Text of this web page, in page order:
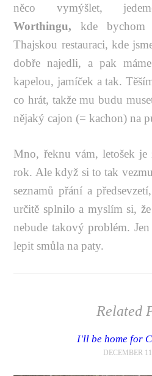
něco vymýšlet,
Worthingu,kde
Thajskou restauraci, kde
dobře najedli, a pak
kapelou, jamíček a tak.
co hrát, takže mu budu
nějaký cajon (= kachon) na
Mno, řeknu vám, letošek je
rok. Ale když si to tak
seznamů přání a
určitě splnilo a myslím si,
nebude takový problém.
lepit smůla na paty.
Related
I'll be home for
DECEMBER